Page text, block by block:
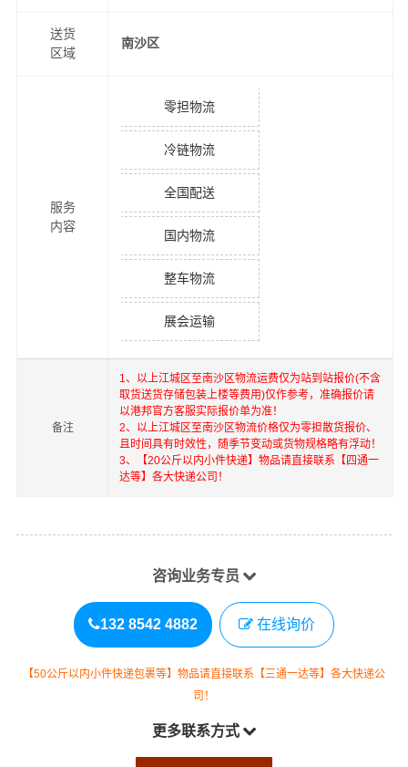
送货
区域
南沙区
服务
内容
零担物流
冷链物流
全国配送
国内物流
整车物流
展会运输
备注
1、以上江城区 至南沙区物流运费仅为站到站报价(不含
取货送货存储包装上楼等费用)仅作参考，准确报价请
以港邦官方客服实际报价单为准！
2、以上江城区 至南沙区物流价格仅为零担散货报价、
且时间具有时效性，随季节变动或货物规格略有浮动！
3、【20公斤以内小件快递】物品请直接联系【四通一
达等】各大快递公司！
咨询业务专员
132 8542 4882 在线询价
【50公斤以内小件快递包裹等】物品请直接联系【三通一达等】各大快递公
司！
更多联系方式